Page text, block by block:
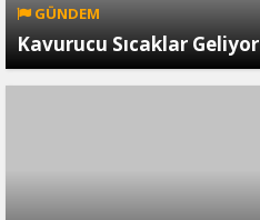
GÜNDEM
Kavurucu Sıcaklar Geliyor